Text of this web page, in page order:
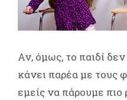
Αν, όμως, το παιδί
κάνει παρέα με τους
εμείς να πάρουμε πιο